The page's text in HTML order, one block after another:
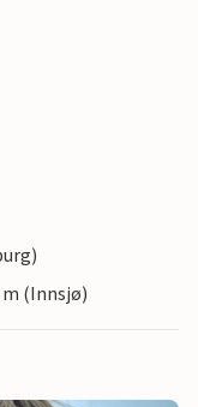
(Innsjø)